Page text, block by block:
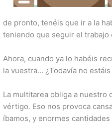
de pronto, tenéis que ir a la
teniendo que seguir el
Ahora, cuando ya lo habéis
la vuestra… ¿Todavía no estáis
La multitarea obliga a nuestro
vértigo. Eso nos provoca
íbamos, y enormes